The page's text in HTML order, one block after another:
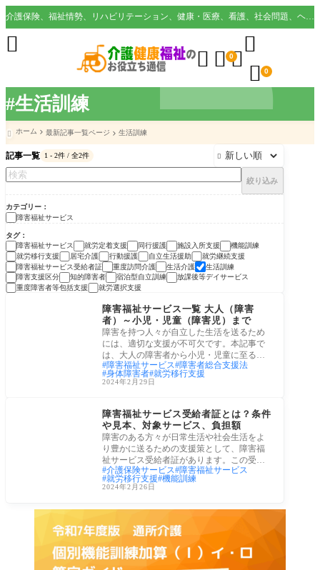
#生活訓練
介護保険、福祉情勢、リハビリテーション、健康・医療、看護、社会問題、ヘルスケア業界など様々な切り口から役立つ情報を配信。
  0

 0

 ホーム 最新記事一覧ページ 生活訓練
記事一覧 1 - 2件 / 全2件 
絞り込み
カテゴリー
障害福祉サービス
タグ
障害福祉サービス
就労定着支援 同行援護 施設入所支援
機能訓練
就労移行支援
居宅介護 行動援護 自立生活援助
就労継続支援
障害福祉サービス受給者証
重度訪問介護 生活介護
生活訓練
障害支援区分
知的障害者 宿泊型自立訓練
放課後等デイサービス
重度障害者等包括支援
就労選択支援
障害福祉サービス
障害福祉サービス一覧 大人（障害
者）～小児・児童（障害児）まで
障害を持つ人々が自立した生活を送るため
には、適切な支援が不可欠です。本記事で
は、大人の障害者から小児・児童に至るま
で、幅
障害福祉サービス 障害者総合支援法
身体障害者 就労移行支援
2024年2月29日
障害福祉サービス受給者証とは？条件
や見本、対象サービス、負担額
障害のある方々が日常生活や社会生活をよ
り豊かに送るための支援策として、障害福
祉サービス受給者証があります。この受給
者証を
介護保険サービス 障害福祉サービス
就労移行支援 機能訓練
2024年2月26日